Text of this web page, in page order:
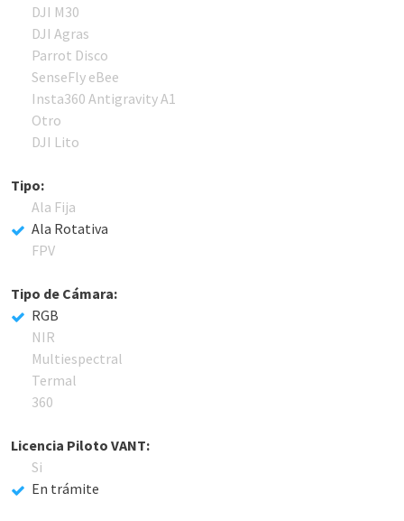
DJI M30
DJI Agras
Parrot Disco
SenseFly eBee
Insta360 Antigravity A1
Otro
DJI Lito
Tipo:
Ala Fija
Ala Rotativa
FPV
Tipo de Cámara:
RGB
NIR
Multiespectral
Termal
360
Licencia Piloto VANT:
Si
En trámite